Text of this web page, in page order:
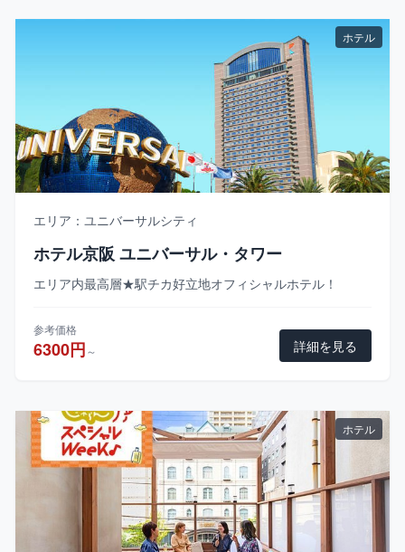
ホテル
エリア：ユニバーサルシティ
ホテル京阪 ユニバーサル・タワー
エリア内最高層★駅チカ好立地オフィシャルホテル！
参考価格
6300円～ 詳細を見る
ホテル